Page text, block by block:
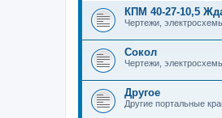
КПМ 40-27-10,5
Чертежи,
Сокол
Чертежи,
Другое
Другие портальные